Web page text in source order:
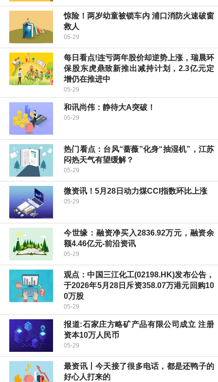
惊险！两岁幼童被锁车内 浦口消防火速破窗
救人
05-29
每日看点!连亏两年股价却逆势上涨，瑞晨环
保股东虎鼎致新推出减持计划，2.3亿元定
增仍在推进中
05-29
和讯尚伟：静待大A突破！
05-29
热门看点：台风“蔷薇”化身“抽湿机”，江苏
闷热天气有望缓解？
05-29
微资讯！5月28日动力煤CCI指数环比上涨
05-29
今世缘：融资净买入2836.92万元，融资余
额4.46亿元-前沿资讯
05-29
观点：中国三江化工(02198.HK)发布公告，
于2026年5月28日斥资358.07万港元回购10
0万股
05-29
报道:石家庄方略矿产品有限公司成立 注册
资本10万人民币
05-29
最资讯丨今天接了很多电话，都是还鸭子的
好心人打来的